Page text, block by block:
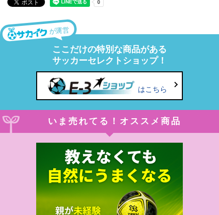
が運営
ここだけの特別な商品がある
サッカーセレクトショップ！
はこちら
いま売れてる！オススメ商品